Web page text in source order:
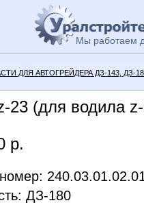
Мы работаем
ДЛЯ АВТОГРЕЙДЕРА ДЗ-143, ДЗ-
23 (для водила
р.
ДЗ-180